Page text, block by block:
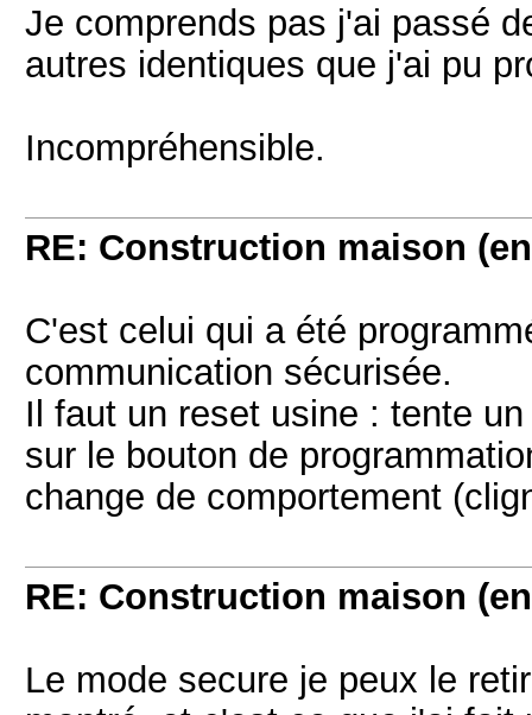
Je comprends pas j'ai passé
autres identiques que j'ai pu
Incompréhensible.
RE: Construction maison
C'est celui qui a été
communication sécurisée.
Il faut un reset usine : tente
sur le bouton de
change de comportement
RE: Construction maison
Le mode secure je peux le